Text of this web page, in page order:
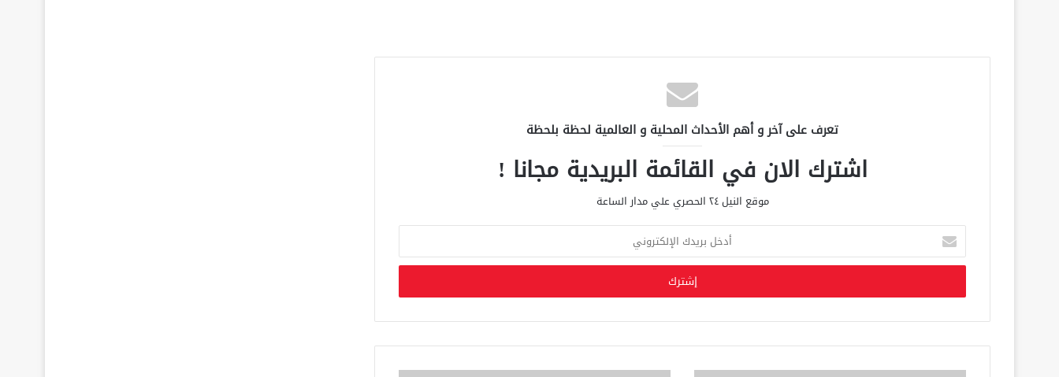
تعرف على آخر و أهم الأحداث المحلية و العالمية لحظة بلحظة
اشترك الان في القائمة البريدية مجانا !
موقع النيل ٢٤ الحصري علي مدار الساعة
خ
ب
ر
د
ك